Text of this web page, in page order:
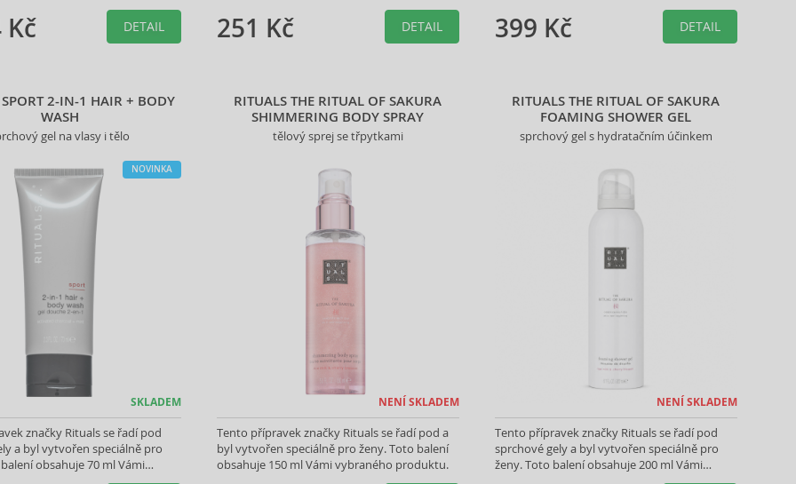
Kč DETAIL 251 Kč DETAIL 399 Kč DETAIL
SPORT 2-IN-1 HAIR + BODY
WASH
gel na vlasy i tělo
NOVINKA
SKLADEM
značky Rituals se řadí pod
a byl vytvořen speciálně pro
obsahuje 70 ml Vámi
RITUALS THE RITUAL OF SAKURA
SHIMMERING BODY SPRAY
tělový sprej se třpytkami
NENÍ SKLADEM
Tento přípravek značky Rituals se řadí pod a
byl vytvořen speciálně pro ženy. Toto balení
obsahuje 150 ml Vámi vybraného produktu.
RITUALS THE RITUAL OF SAKURA
FOAMING SHOWER GEL
sprchový gel s hydratačním účinkem
NENÍ SKLADEM
Tento přípravek značky Rituals se řadí pod
sprchové gely a byl vytvořen speciálně pro
ženy. Toto balení obsahuje 200 ml Vámi